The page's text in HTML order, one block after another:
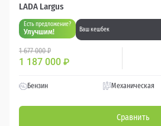
LADA Largus
Есть предложение?
Улучшим! Ваш кешбек
1 677 000 ₽
1 187 000 ₽
Бензин Механическая
Сравнить